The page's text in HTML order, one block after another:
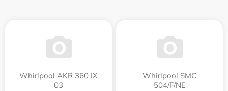
Whirlpool AKR 360 IX
03
Whirlpool SMC
504/F/NE